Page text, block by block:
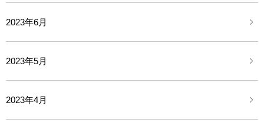
2023年6月
2023年5月
2023年4月